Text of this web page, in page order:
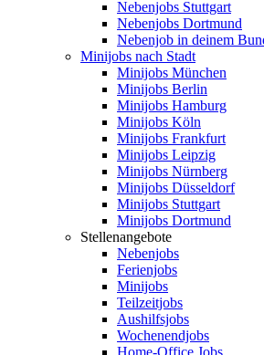
Nebenjobs Stuttgart
Nebenjobs Dortmund
Nebenjob in deinem
Minijobs nach Stadt
Minijobs München
Minijobs Berlin
Minijobs Hamburg
Minijobs Köln
Minijobs Frankfurt
Minijobs Leipzig
Minijobs Nürnberg
Minijobs Düsseldorf
Minijobs Stuttgart
Minijobs Dortmund
Stellenangebote
Nebenjobs
Ferienjobs
Minijobs
Teilzeitjobs
Aushilfsjobs
Wochenendjobs
Home-Office Jobs